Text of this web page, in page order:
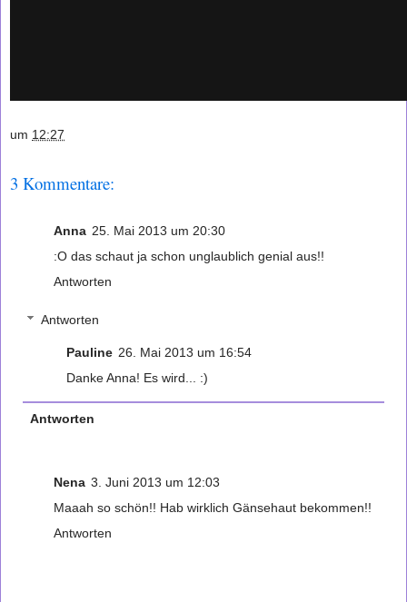
um 12:27
3 Kommentare:
Anna 25. Mai 2013 um 20:30
:O das schaut ja schon unglaublich genial aus!!
Antworten
Antworten
Pauline 26. Mai 2013 um 16:54
Danke Anna! Es wird... :)
Antworten
Nena 3. Juni 2013 um 12:03
Maaah so schön!! Hab wirklich Gänsehaut bekommen!!
Antworten